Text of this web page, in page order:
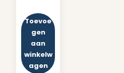
Toevoe
gen
aan
winkelw
agen